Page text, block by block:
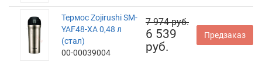
Термос Zojirushi SM-
YAF48-XA 0,48 л
(стал)
00-00039004
7 974 руб.
6 539
руб.
Предзаказ